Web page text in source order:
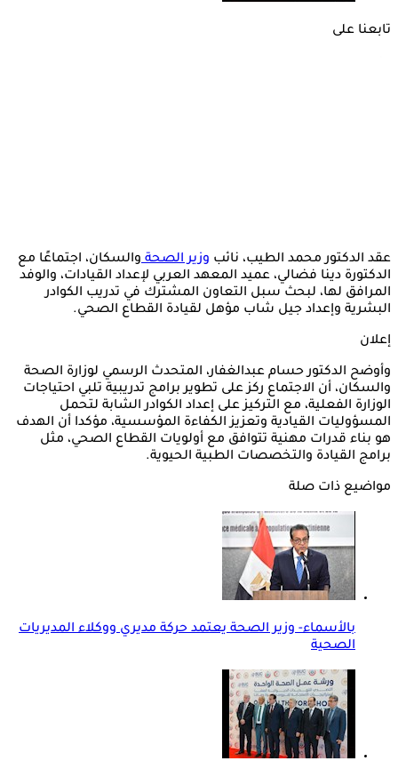
تابعنا على
عقد الدكتور محمد الطيب، نائب وزيرالصحةوالسكان، اجتماعًا مع
الدكتورة دينا فضالي، عميد المعهد العربي لإعداد القيادات، والوفد
المرافق لها، لبحث سبل التعاون المشترك في تدريب الكوادر
البشرية وإعداد جيل شاب مؤهل لقيادة القطاع الصحي.
إعلان
‎وأوضح الدكتور حسام عبدالغفار، المتحدث الرسمي لوزارة الصحة
والسكان، أن الاجتماع ركز على تطوير برامج تدريبية تلبي احتياجات
الوزارة الفعلية، مع التركيز على إعداد الكوادر الشابة لتحمل
المسؤوليات القيادية وتعزيز الكفاءة المؤسسية، مؤكدا أن الهدف
هو بناء قدرات مهنية تتوافق مع أولويات القطاع الصحي، مثل
برامج القيادة والتخصصات الطبية الحيوية.
مواضيع ذات صلة
بالأسماء- وزير الصحة يعتمد حركة مديري ووكلاء المديريات
الصحية